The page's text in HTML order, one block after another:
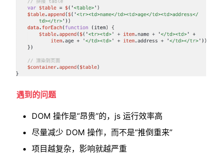
遇到的问题
DOM 操作是“昂贵”的，js 运行效率高
尽量减少 DOM 操作，而不是“推倒重来”
项目越复杂，影响就越严重